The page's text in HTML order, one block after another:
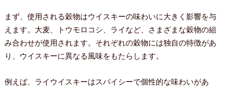
まず、使用される穀物はウイスキーの味わいに大きく影響を与
えます。大麦、トウモロコシ、ライなど、さまざまな穀物の組
み合わせが使用されます。それぞれの穀物には独自の特徴があ
り、ウイスキーに異なる風味をもたらします。
例えば、ライウイスキーはスパイシーで個性的な味わいがあ